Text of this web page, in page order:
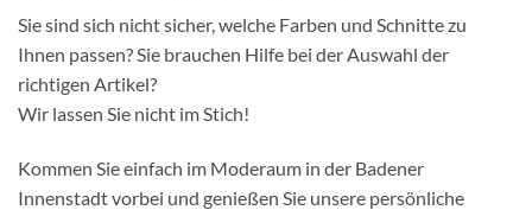
Sie sind sich nicht sicher, welche Farben und Schnitte zu
Ihnen passen? Sie brauchen Hilfe bei der Auswahl der
richtigen Artikel?
Wir lassen Sie nicht im Stich!
Kommen Sie einfach im Moderaum in der Badener
Innenstadt vorbei und genießen Sie unsere persönliche